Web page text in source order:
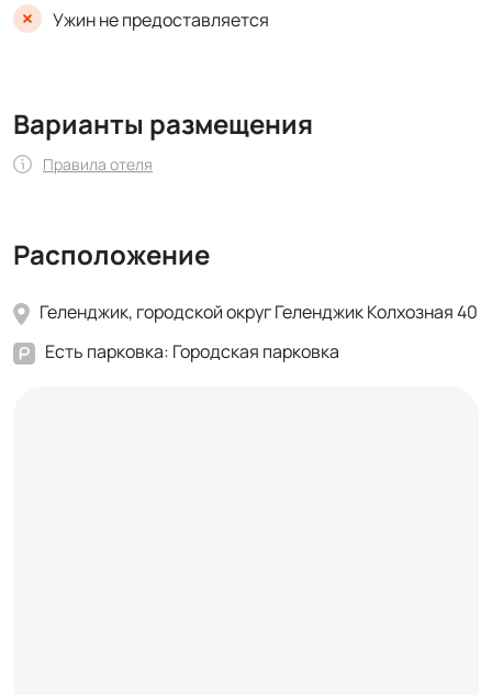
Ужин не предоставляется
Варианты размещения
Правила отеля
Расположение
Геленджик, городской округ Геленджик Колхозная 40
Есть парковка: Городская парковка